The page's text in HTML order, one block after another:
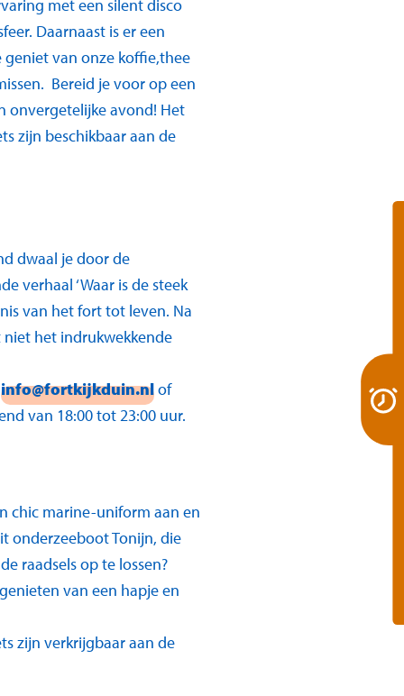
met een silent disco
Daarnaast is er een
geniet van onze koffie,thee
Bereid je voor op een
onvergetelijke avond! Het
zijn beschikbaar aan de
dwaal je door de
verhaal ‘Waar is de steek
van het fort tot leven. Na
het indrukwekkende
info@fortkijkduin.nlof
van 18:00 tot 23:00 uur.
chic marine-uniform aan en
onderzeeboot Tonijn, die
raadsels op te lossen?
van een hapje en
zijn verkrijgbaar aan de